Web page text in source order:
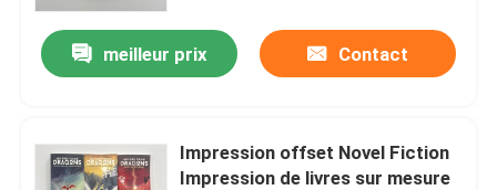
meilleur prix Contact
Impression offset Novel Fiction
Impression de livres sur mesure